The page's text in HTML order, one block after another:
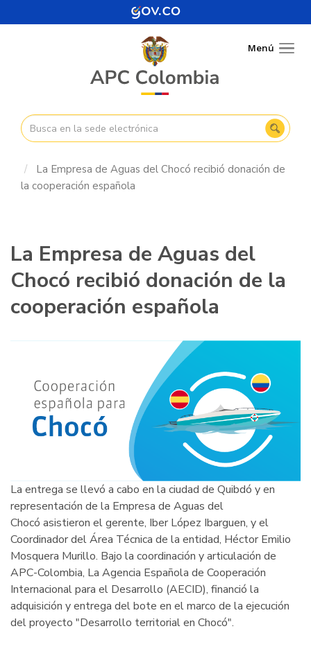
al
Menú
La Empresa de Aguas del Chocó recibió donación de
la cooperación española
La Empresa de Aguas del
Chocó recibió donación de la
cooperación española
La entrega se llevó a cabo en la ciudad de Quibdó y en
representación de la Empresa de Aguas del
Chocó asistieron el gerente, Iber López Ibarguen, y el
Coordinador del Área Técnica de la entidad, Héctor Emilio
Mosquera Murillo. Bajo la coordinación y articulación de
APC-Colombia, La Agencia Española de Cooperación
Internacional para el Desarrollo (AECID), financió la
adquisición y entrega del bote en el marco de la ejecución
del proyecto "Desarrollo territorial en Chocó".